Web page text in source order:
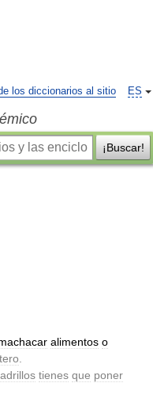
ES
los diccionarios al sitio
¡Buscar!
alimentos o
tienes que poner